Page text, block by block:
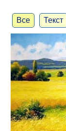
Все Текст